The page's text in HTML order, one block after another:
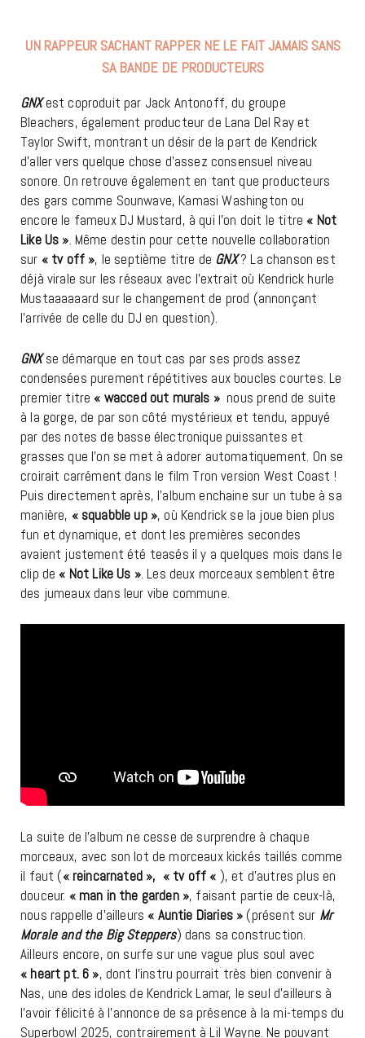
UN RAPPEUR SACHANT RAPPER NE LE FAIT JAMAIS SANS
SA BANDE DE PRODUCTEURS
GNXest coproduit par Jack Antonoff, du groupe
Bleachers, également producteur de Lana Del Ray et
Taylor Swift, montrant un désir de la part de Kendrick
d’aller vers quelque chose d’assez consensuel niveau
sonore. On retrouve également en tant que producteurs
des gars comme Sounwave, Kamasi Washington ou
encore le fameux DJ Mustard, à qui l’on doit le titre« Not
Like Us ». Même destin pour cette nouvelle collaboration
sur « tv off », le septième titre de GNX? La chanson est
déjà virale sur les réseaux avec l’extrait où Kendrick hurle
Mustaaaaaard sur le changement de prod (annonçant
l’arrivée de celle du DJ en question).
GNXse démarque en tout cas par ses prods assez
condensées purement répétitives aux boucles courtes. Le
premier titre« wacced out murals » nous prend de suite
à la gorge, de par son côté mystérieux et tendu, appuyé
par des notes de basse électronique puissantes et
grasses que l’on se met à adorer automatiquement. On se
croirait carrément dans le film Tron version West Coast !
Puis directement après, l’album enchaine sur un tube à sa
manière, « squabble up », où Kendrick se la joue bien plus
fun et dynamique, et dont les premières secondes
avaient justement été teasés il y a quelques mois dans le
clip de« Not Like Us ». Les deux morceaux semblent être
des jumeaux dans leur vibe commune.
La suite de l’album ne cesse de surprendre à chaque
morceaux, avec son lot de morceaux kickés taillés comme
il faut (« reincarnated », « tv off « ), et d’autres plus en
douceur. « man in the garden », faisant partie de ceux-là,
nous rappelle d’ailleurs « Auntie Diaries » (présent sur Mr
Morale and the Big Steppers) dans sa construction.
Ailleurs encore, on surfe sur une vague plus soul avec
« heart pt. 6 », dont l’instru pourrait très bien convenir à
Nas, une des idoles de Kendrick Lamar, le seul d’ailleurs à
l’avoir félicité à l’annonce de sa présence à la mi-temps du
Superbowl 2025, contrairement à Lil Wayne. Ne pouvant